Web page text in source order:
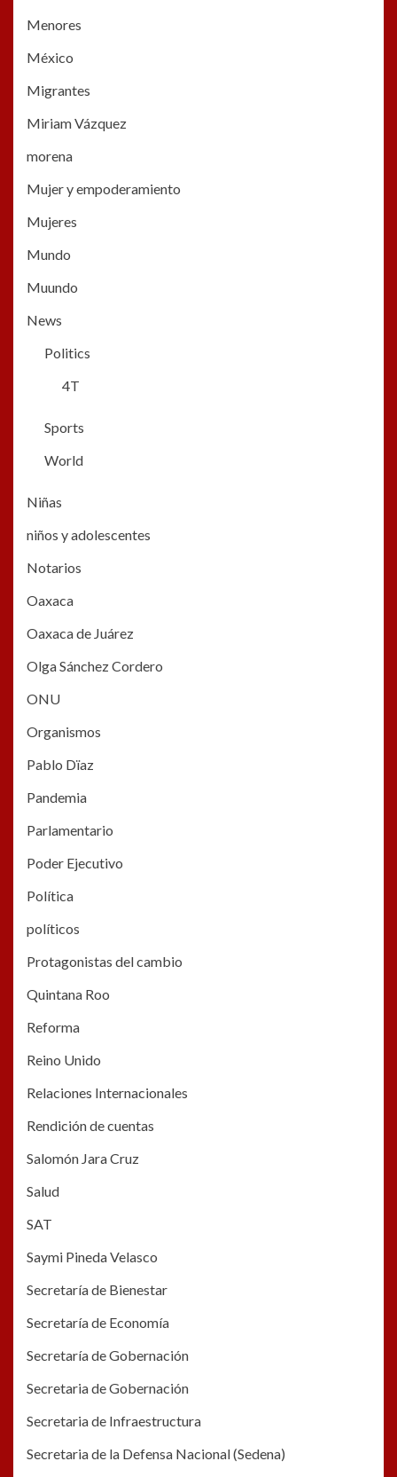
Menores
México
Migrantes
Miriam Vázquez
morena
Mujer y empoderamiento
Mujeres
Mundo
Muundo
News
Politics
4T
Sports
World
Niñas
niños y adolescentes
Notarios
Oaxaca
Oaxaca de Juárez
Olga Sánchez Cordero
ONU
Organismos
Pablo Dïaz
Pandemia
Parlamentario
Poder Ejecutivo
Política
políticos
Protagonistas del cambio
Quintana Roo
Reforma
Reino Unido
Relaciones Internacionales
Rendición de cuentas
Salomón Jara Cruz
Salud
SAT
Saymi Pineda Velasco
Secretaría de Bienestar
Secretaría de Economía
Secretaría de Gobernación
Secretaria de Gobernación
Secretaria de Infraestructura
Secretaria de la Defensa Nacional (Sedena)